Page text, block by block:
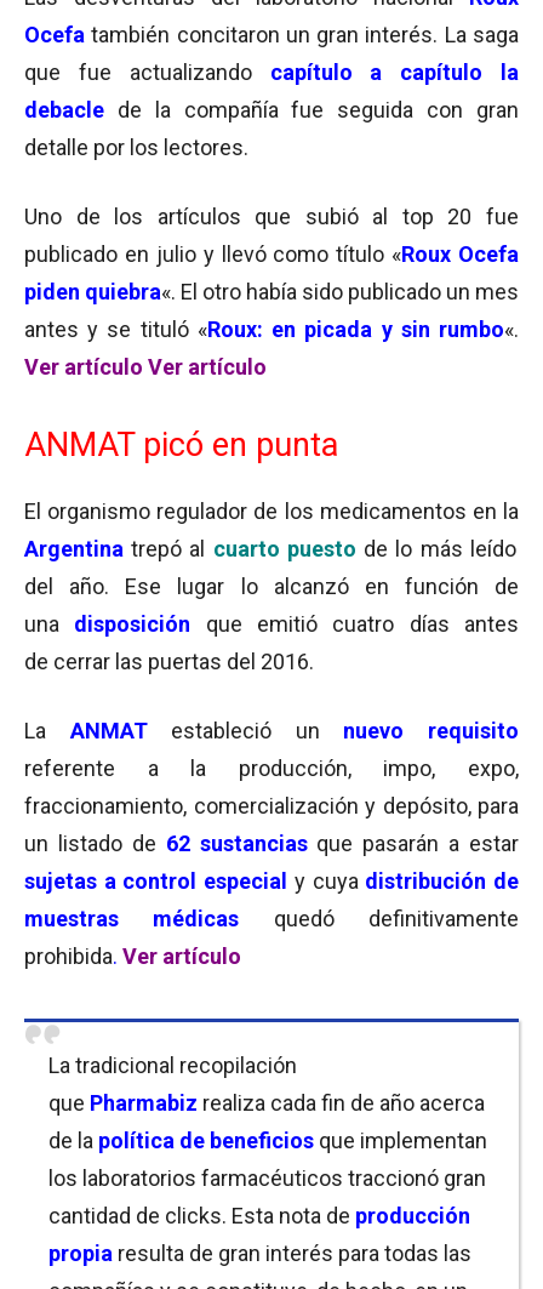
Ocefa también concitaron un gran interés. La saga
que fue actualizando capítulo a capítulo la
debacle de la compañía fue seguida con gran
detalle por los lectores.
Uno de los artículos que subió al top 20 fue
publicado en julio y llevó como título «Roux Ocefa
piden quiebra«. El otro había sido publicado un mes
antes y se tituló «Roux: en picada y sin rumbo«.
Ver artículo Ver artículo
ANMAT picó en punta
El organismo regulador de los medicamentos en la
Argentina trepó al cuarto puesto de lo más leído
del año. Ese lugar lo alcanzó en función de
una disposición que emitió cuatro días antes
de cerrar las puertas del 2016.
La ANMAT estableció un nuevo requisito
referente a la producción, impo, expo,
fraccionamiento, comercialización y depósito, para
un listado de 62 sustancias que pasarán a estar
sujetas a control especial y cuya distribución de
muestras médicas quedó definitivamente
prohibida. Ver artículo
La tradicional recopilación
que Pharmabiz realiza cada fin de año acerca
de la política de beneficios que implementan
los laboratorios farmacéuticos traccionó gran
cantidad de clicks. Esta nota de producción
propia resulta de gran interés para todas las